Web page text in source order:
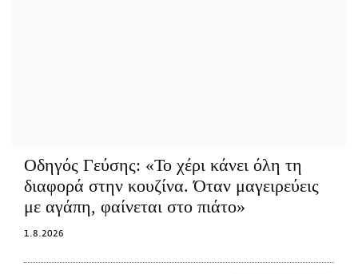
Οδηγός Γεύσης: «Το χέρι κάνει όλη τη
διαφορά στην κουζίνα. Όταν μαγειρεύεις
με αγάπη, φαίνεται στο πιάτο»
1.8.2026